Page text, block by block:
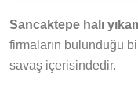
Sancaktepe halı
firmaların bulunduğu
savaş içerisindedir.